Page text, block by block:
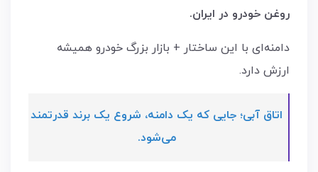
روغن خودرو در ایران.
دامنه‌ای با این ساختار + بازار بزرگ خودرو همیشه
ارزش دارد.
اتاق آبی؛ جایی که یک دامنه، شروع یک برند قدرتمند
می‌شود.